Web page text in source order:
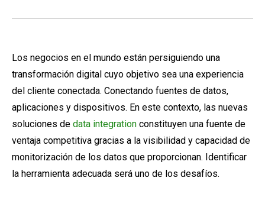
Los negocios en el mundo están persiguiendo una
transformación digital cuyo objetivo sea una experiencia
del cliente conectada. Conectando fuentes de datos,
aplicaciones y dispositivos. En este contexto, las nuevas
soluciones de data integration constituyen una fuente de
ventaja competitiva gracias a la visibilidad y capacidad de
monitorización de los datos que proporcionan. Identificar
la herramienta adecuada será uno de los desafíos.